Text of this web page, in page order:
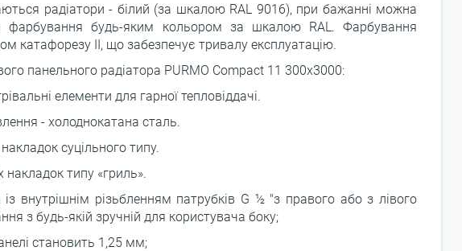
радіатори - білий (за шкалою RAL 9016), при бажанні можна
фарбування будь-яким кольором за шкалою RAL. Фарбування
катафорезу II, що забезпечує тривалу експлуатацію.
панельного радіатора PURMO Compact 11 300x3000:
елементи для гарної тепловіддачі.
- холоднокатана сталь.
суцільного типу.
накладок типу «гриль».
внутрішнім різьбленням патрубків G ½ "з правого або з лівого
з будь-якій зручній для користувача боку;
становить 1,25 мм;